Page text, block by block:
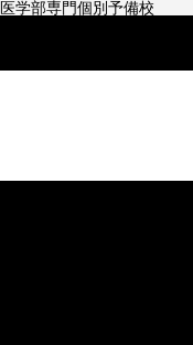
医学部専門個別予備校